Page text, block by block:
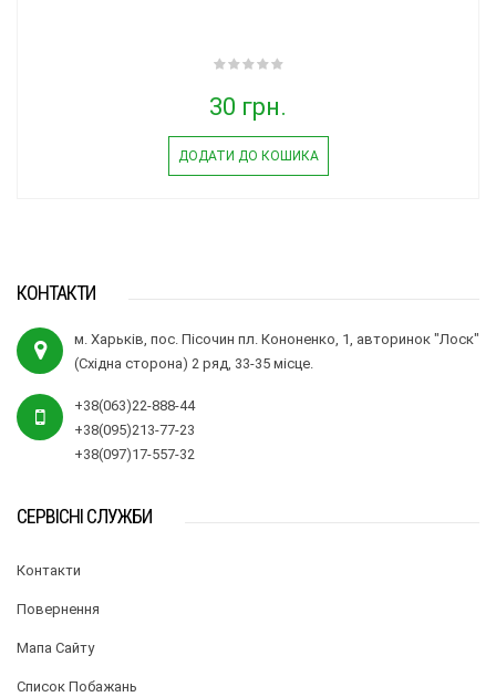
30 грн.
ДОДАТИ ДО КОШИКА
КОНТАКТИ
м. Харьків, пос. Пісочин пл. Кононенко, 1, авторинок "Лоск"
(Східна сторона) 2 ряд, 33-35 місце.
+38(063)22-888-44
+38(095)213-77-23
+38(097)17-557-32
СЕРВІСНІ СЛУЖБИ
Контакти
Повернення
Мапа Сайту
Список Побажань